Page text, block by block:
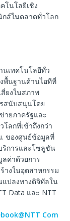
โนโลยีเชิง
ส์ในตลาดทั่วโลก
นเทคโนโลยีทั่ว
พื้นฐานด้านไอทีที่
ยงในสภาพ
สนับสนุนโดย
ายภาครัฐและ
ลกที่เข้าถึงกว่า
. ของศูนย์ข้อมูลที่
ริการและโซลูชัน
ลค่าด้วยการ
างในอุตสาหกรรม
แปลงทางดิจิทัลใน
Data และ NTT
Com